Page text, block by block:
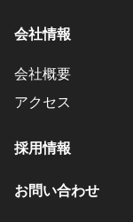
会社情報
会社概要
アクセス
採用情報
お問い合わせ